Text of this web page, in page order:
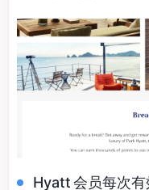
Hyatt 会员每次